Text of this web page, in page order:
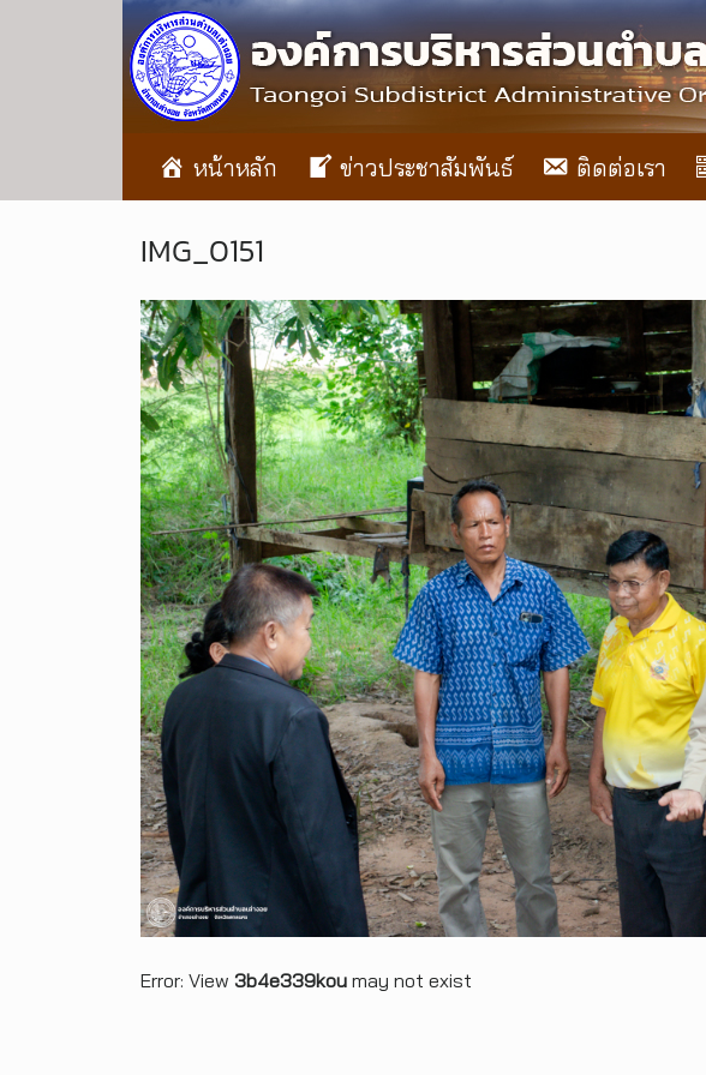
หน้าหลัก ข่าวประชาสัมพันธ์ ติดต่อเรา
IMG_0151
Error: View 3b4e339kou may not exist